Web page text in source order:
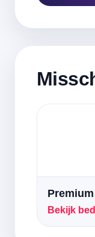
Bekijk